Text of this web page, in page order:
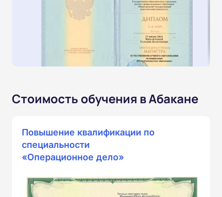
Стоимость обучения в Абакане
Повышение квалификации по
специальности
«Операционное дело»